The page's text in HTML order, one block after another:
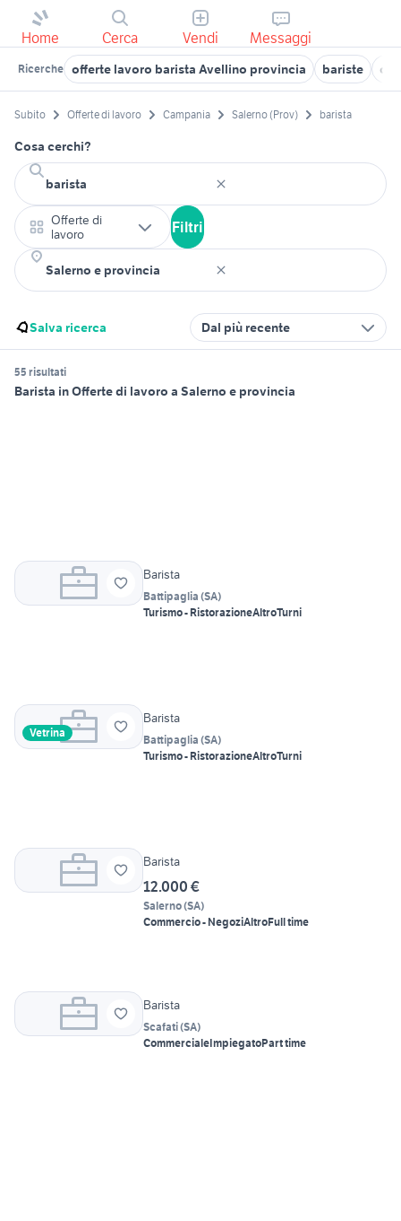
Home Cerca Vendi Messaggi
Ricerche offerte lavoro barista Avellino provincia bariste
Subito Offerte di lavoro Campania Salerno (Prov) barista
Cosa cerchi?
Offerte di
lavoro
Filtri
Salva ricerca Dal più recente
55 risultati
Barista in Offerte di lavoro a Salerno e provincia
Barista
Battipaglia (SA)
Turismo - RistorazioneAltroTurni
Vetrina
Barista
Battipaglia (SA)
Turismo - RistorazioneAltroTurni
Barista
12.000 €
Salerno(SA)
Commercio - NegoziAltroFull time
Barista
Scafati(SA)
CommercialeImpiegatoPart time